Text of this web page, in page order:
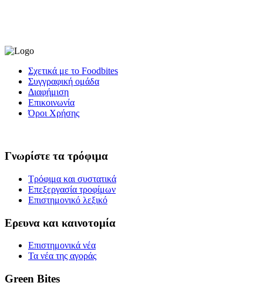
Σχετικά με το Foodbites
Συγγραφική ομάδα
Διαφήμιση
Επικοινωνία
Όροι Χρήσης
Γνωρίστε τα τρόφιμα
Τρόφιμα και συστατικά
Επεξεργασία τροφίμων
Επιστημονικό λεξικό
Ερευνα και καινοτομία
Επιστημονικά νέα
Τα νέα της αγοράς
Green Bites